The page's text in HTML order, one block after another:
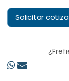
Solicitar